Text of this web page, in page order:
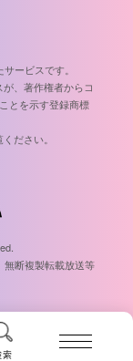
索
ービスです。
、著作権者からコ
とを示す登録商標
ださい。
無断複製転載放送等